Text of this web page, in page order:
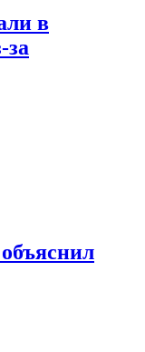
в
за